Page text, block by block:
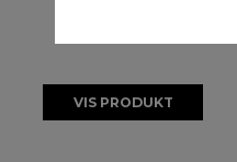
VIS PRODUKT